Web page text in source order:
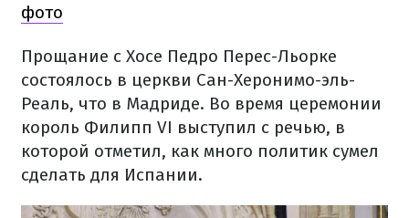
фото
Прощание с Хосе Педро Перес-Льорке
состоялось в церкви Сан-Херонимо-эль-
Реаль, что в Мадриде. Во время церемонии
король Филипп VI выступил с речью, в
которой отметил, как много политик сумел
сделать для Испании.